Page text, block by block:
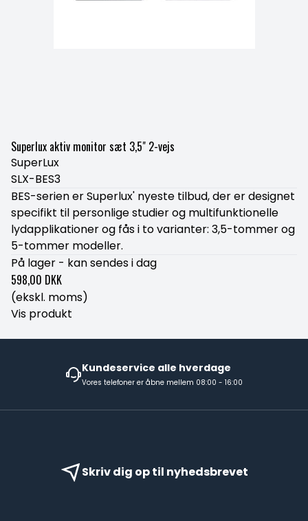
Superlux aktiv monitor sæt 3,5" 2-vejs
SuperLux
SLX-BES3
BES-serien er Superlux' nyeste tilbud, der er designet
specifikt til personlige studier og multifunktionelle
lydapplikationer og fås i to varianter: 3,5-tommer og
5-tommer modeller.
På lager - kan sendes i dag
598,00 DKK
(ekskl. moms)
Vis produkt
Kundeservice alle hverdage
Vores telefoner er åbne mellem 08:00 - 16:00
Skriv dig op til nyhedsbrevet